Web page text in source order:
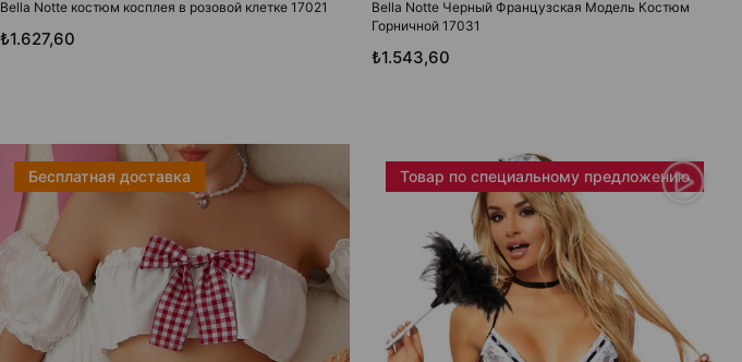
Bella Notte костюм косплея в розовой клетке 17021
₺1.627,60
Bella Notte Черный Французская Модель Костюм
Горничной 17031
₺1.543,60
Бесплатная доставка Товар по специальному предложению